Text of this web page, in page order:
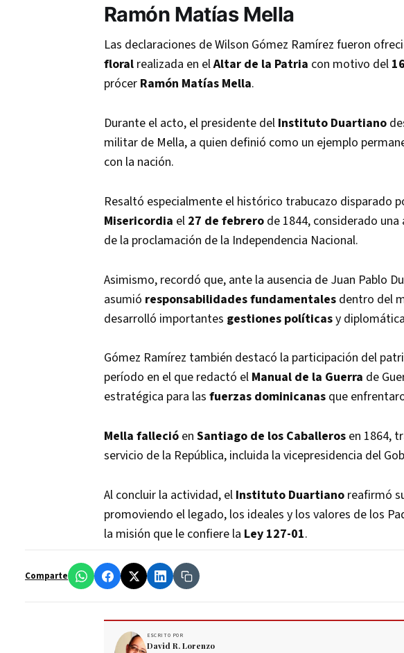
Ramón Matías Mella
Las declaraciones de Wilson Gómez Ramírez fueron
floral realizada en elAltar de la Patria con motivo del
prócer Ramón Matías Mella.
Durante el acto, el presidente del Instituto Duartiano
militar de Mella, a quien definió como un ejemplo
con la nación.
Resaltó especialmente el histórico trabucazo disparado
Misericordia el 27 de febrero de 1844, considerado
de la proclamación de la Independencia Nacional.
Asimismo, recordó que, ante la ausencia de Juan Pablo
asumió responsabilidades fundamentales dentro del
desarrolló importantes gestiones políticasy
Gómez Ramírez también destacó la participación del
período en el que redactó el Manual de la Guerra de
estratégica para las fuerzas dominicanas que
Mella falleció en Santiago de los Caballeros en 1864,
servicio de la República, incluida la vicepresidencia del
Al concluir la actividad, el Instituto Duartiano reafirmó
promoviendo el legado, los ideales y los valores de los
la misión que le confiere la Ley 127-01.
Comparte
ESCRITO POR
David R. Lorenzo